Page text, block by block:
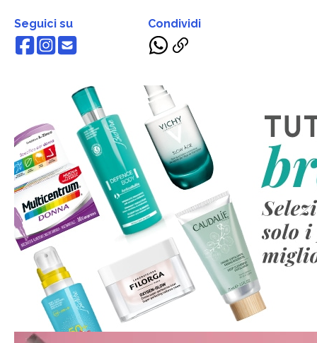
Seguici su Condividi